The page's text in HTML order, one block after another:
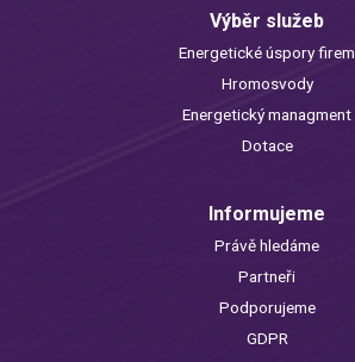
Výběr služeb
Energetické úspory firem
Hromosvody
Energetický managment
Dotace
Informujeme
Právě hledáme
Partneři
Podporujeme
GDPR